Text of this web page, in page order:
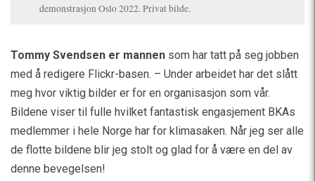
demonstrasjon Oslo 2022. Privat bilde.
Tommy Svendsen er mannen som har tatt på seg jobben
med å redigere Flickr-basen. – Under arbeidet har det slått
meg hvor viktig bilder er for en organisasjon som vår.
Bildene viser til fulle hvilket fantastisk engasjement BKAs
medlemmer i hele Norge har for klimasaken. Når jeg ser alle
de flotte bildene blir jeg stolt og glad for å være en del av
denne bevegelsen!